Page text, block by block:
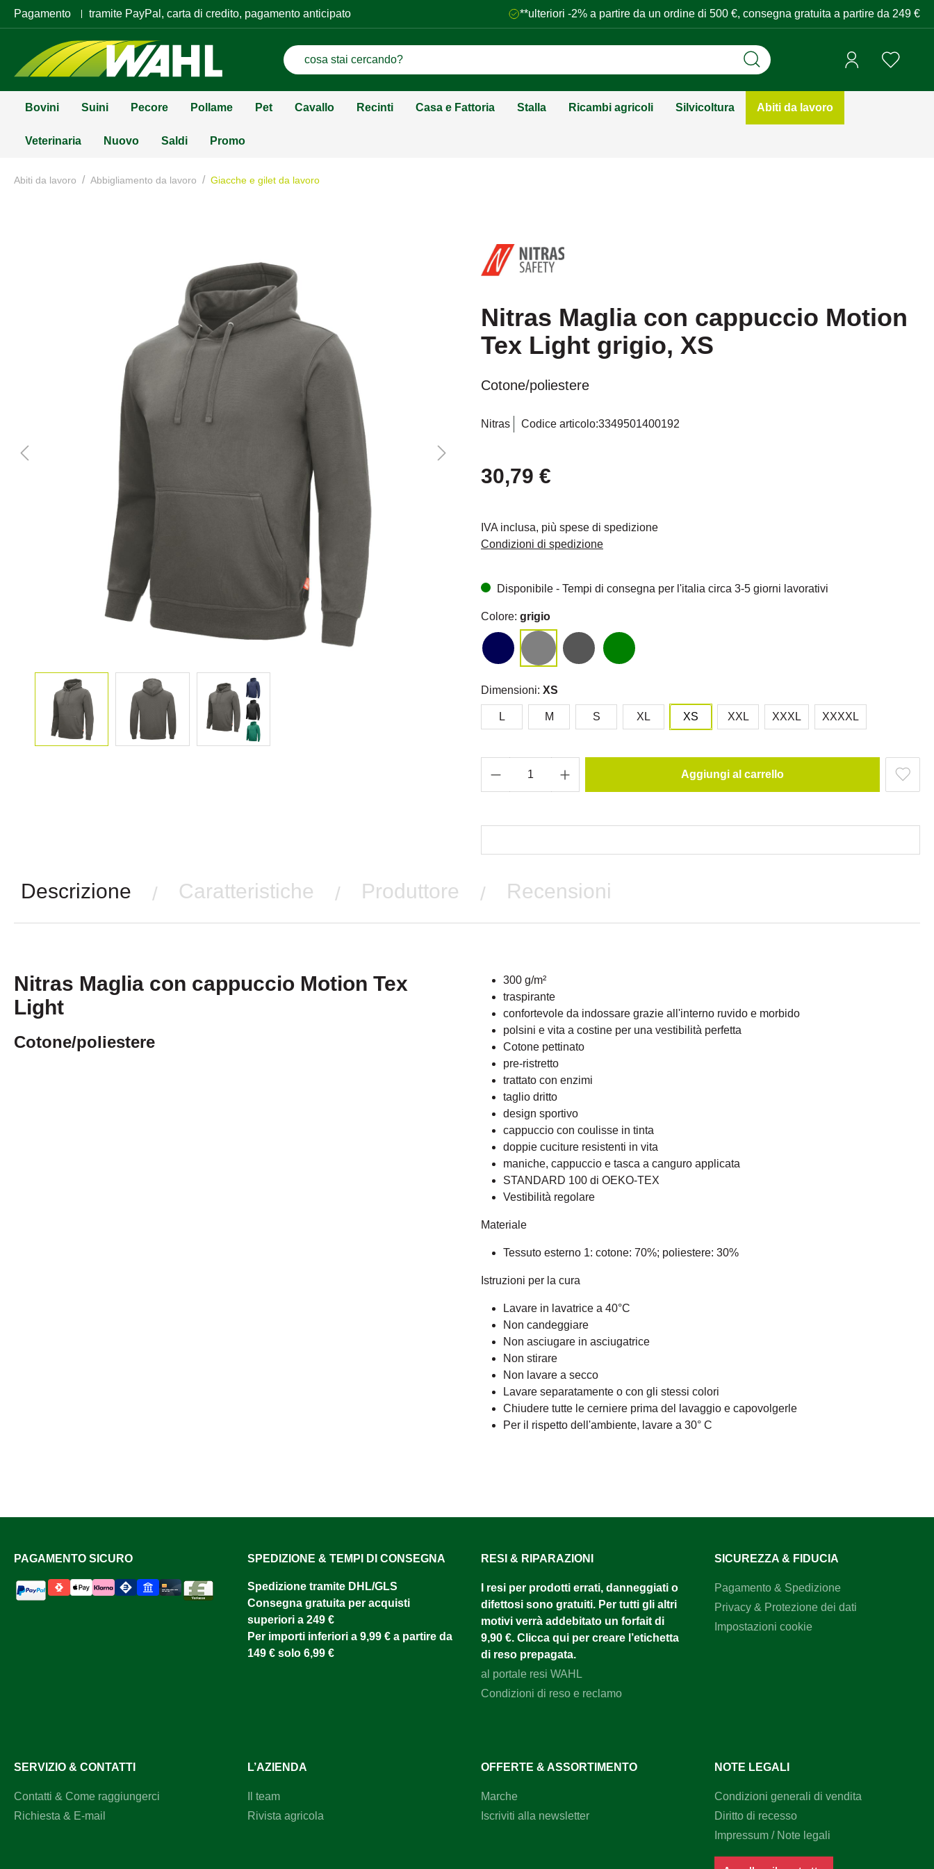
Pagamento tramite PayPal, carta di credito, pagamento anticipato **ulteriori -2% a partire da un ordine di 500 €, consegna gratuita a partire da 249 €
Bovini Suini Pecore Pollame Pet Cavallo Recinti Casa e Fattoria Stalla Ricambi agricoli Silvicoltura Abiti da lavoro
Veterinaria Nuovo Saldi Promo
Abiti da lavoro / Abbigliamento da lavoro / Giacche e gilet da lavoro
Nitras Maglia con cappuccio Motion
Tex Light grigio, XS
Cotone/poliestere
Nitras Codice articolo:3349501400192
30,79 €
IVA inclusa, più spese di spedizione
Condizioni di spedizione
Disponibile - Tempi di consegna per l'italia circa 3-5 giorni lavorativi
Colore: grigio
Dimensioni: XS
L M S XL XS XXL XXXL XXXXL
Aggiungi al carrello
Descrizione / Caratteristiche / Produttore / Recensioni
Nitras Maglia con cappuccio Motion Tex
Light
Cotone/poliestere
300 g/m²
traspirante
confortevole da indossare grazie all'interno ruvido e morbido
polsini e vita a costine per una vestibilità perfetta
Cotone pettinato
pre-ristretto
trattato con enzimi
taglio dritto
design sportivo
cappuccio con coulisse in tinta
doppie cuciture resistenti in vita
maniche, cappuccio e tasca a canguro applicata
STANDARD 100 di OEKO-TEX
Vestibilità regolare
Materiale
Tessuto esterno 1: cotone: 70%; poliestere: 30%
Istruzioni per la cura
Lavare in lavatrice a 40°C
Non candeggiare
Non asciugare in asciugatrice
Non stirare
Non lavare a secco
Lavare separatamente o con gli stessi colori
Chiudere tutte le cerniere prima del lavaggio e capovolgerle
Per il rispetto dell'ambiente, lavare a 30° C
PAGAMENTO SICURO SPEDIZIONE & TEMPI DI CONSEGNA
Spedizione tramite DHL/GLS ​
Consegna gratuita per acquisti
superiori a 249 €
Per importi inferiori a 9,99 € a partire da
149 € solo 6,99 €
RESI & RIPARAZIONI
I resi per prodotti errati, danneggiati o
difettosi sono gratuiti. Per tutti gli altri
motivi verrà addebitato un forfait di
9,90 €. Clicca qui per creare l’etichetta
di reso prepagata.
al portale resi WAHL
Condizioni di reso e reclamo
SICUREZZA & FIDUCIA
Pagamento & Spedizione
Privacy & Protezione dei dati
Impostazioni cookie
SERVIZIO & CONTATTI
Contatti & Come raggiungerci
Richiesta & E-mail
L’AZIENDA
Il team
Rivista agricola
OFFERTE & ASSORTIMENTO
Marche
Iscriviti alla newsletter
NOTE LEGALI
Condizioni generali di vendita
Diritto di recesso
Impressum / Note legali